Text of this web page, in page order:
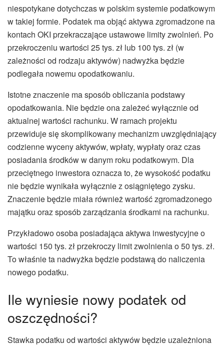
niespotykane dotychczas w polskim systemie podatkowym
w takiej formie. Podatek ma objąć aktywa zgromadzone na
kontach OKI przekraczające ustawowe limity zwolnień. Po
przekroczeniu wartości 25 tys. zł lub 100 tys. zł (w
zależności od rodzaju aktywów) nadwyżka będzie
podlegała nowemu opodatkowaniu.
Istotne znaczenie ma sposób obliczania podstawy
opodatkowania. Nie będzie ona zależeć wyłącznie od
aktualnej wartości rachunku. W ramach projektu
przewiduje się skomplikowany mechanizm uwzględniający
codzienne wyceny aktywów, wpłaty, wypłaty oraz czas
posiadania środków w danym roku podatkowym. Dla
przeciętnego inwestora oznacza to, że wysokość podatku
nie będzie wynikała wyłącznie z osiągniętego zysku.
Znaczenie będzie miała również wartość zgromadzonego
majątku oraz sposób zarządzania środkami na rachunku.
Przykładowo osoba posiadająca aktywa inwestycyjne o
wartości 150 tys. zł przekroczy limit zwolnienia o 50 tys. zł.
To właśnie ta nadwyżka będzie podstawą do naliczenia
nowego podatku.
Ile wyniesie nowy podatek od
oszczędności?
Stawka podatku od wartości aktywów będzie uzależniona